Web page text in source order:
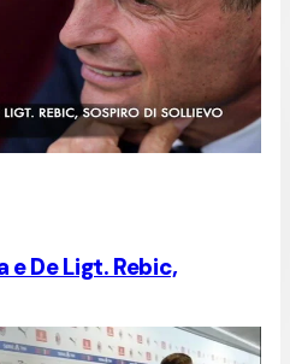
De Ligt. Rebic,